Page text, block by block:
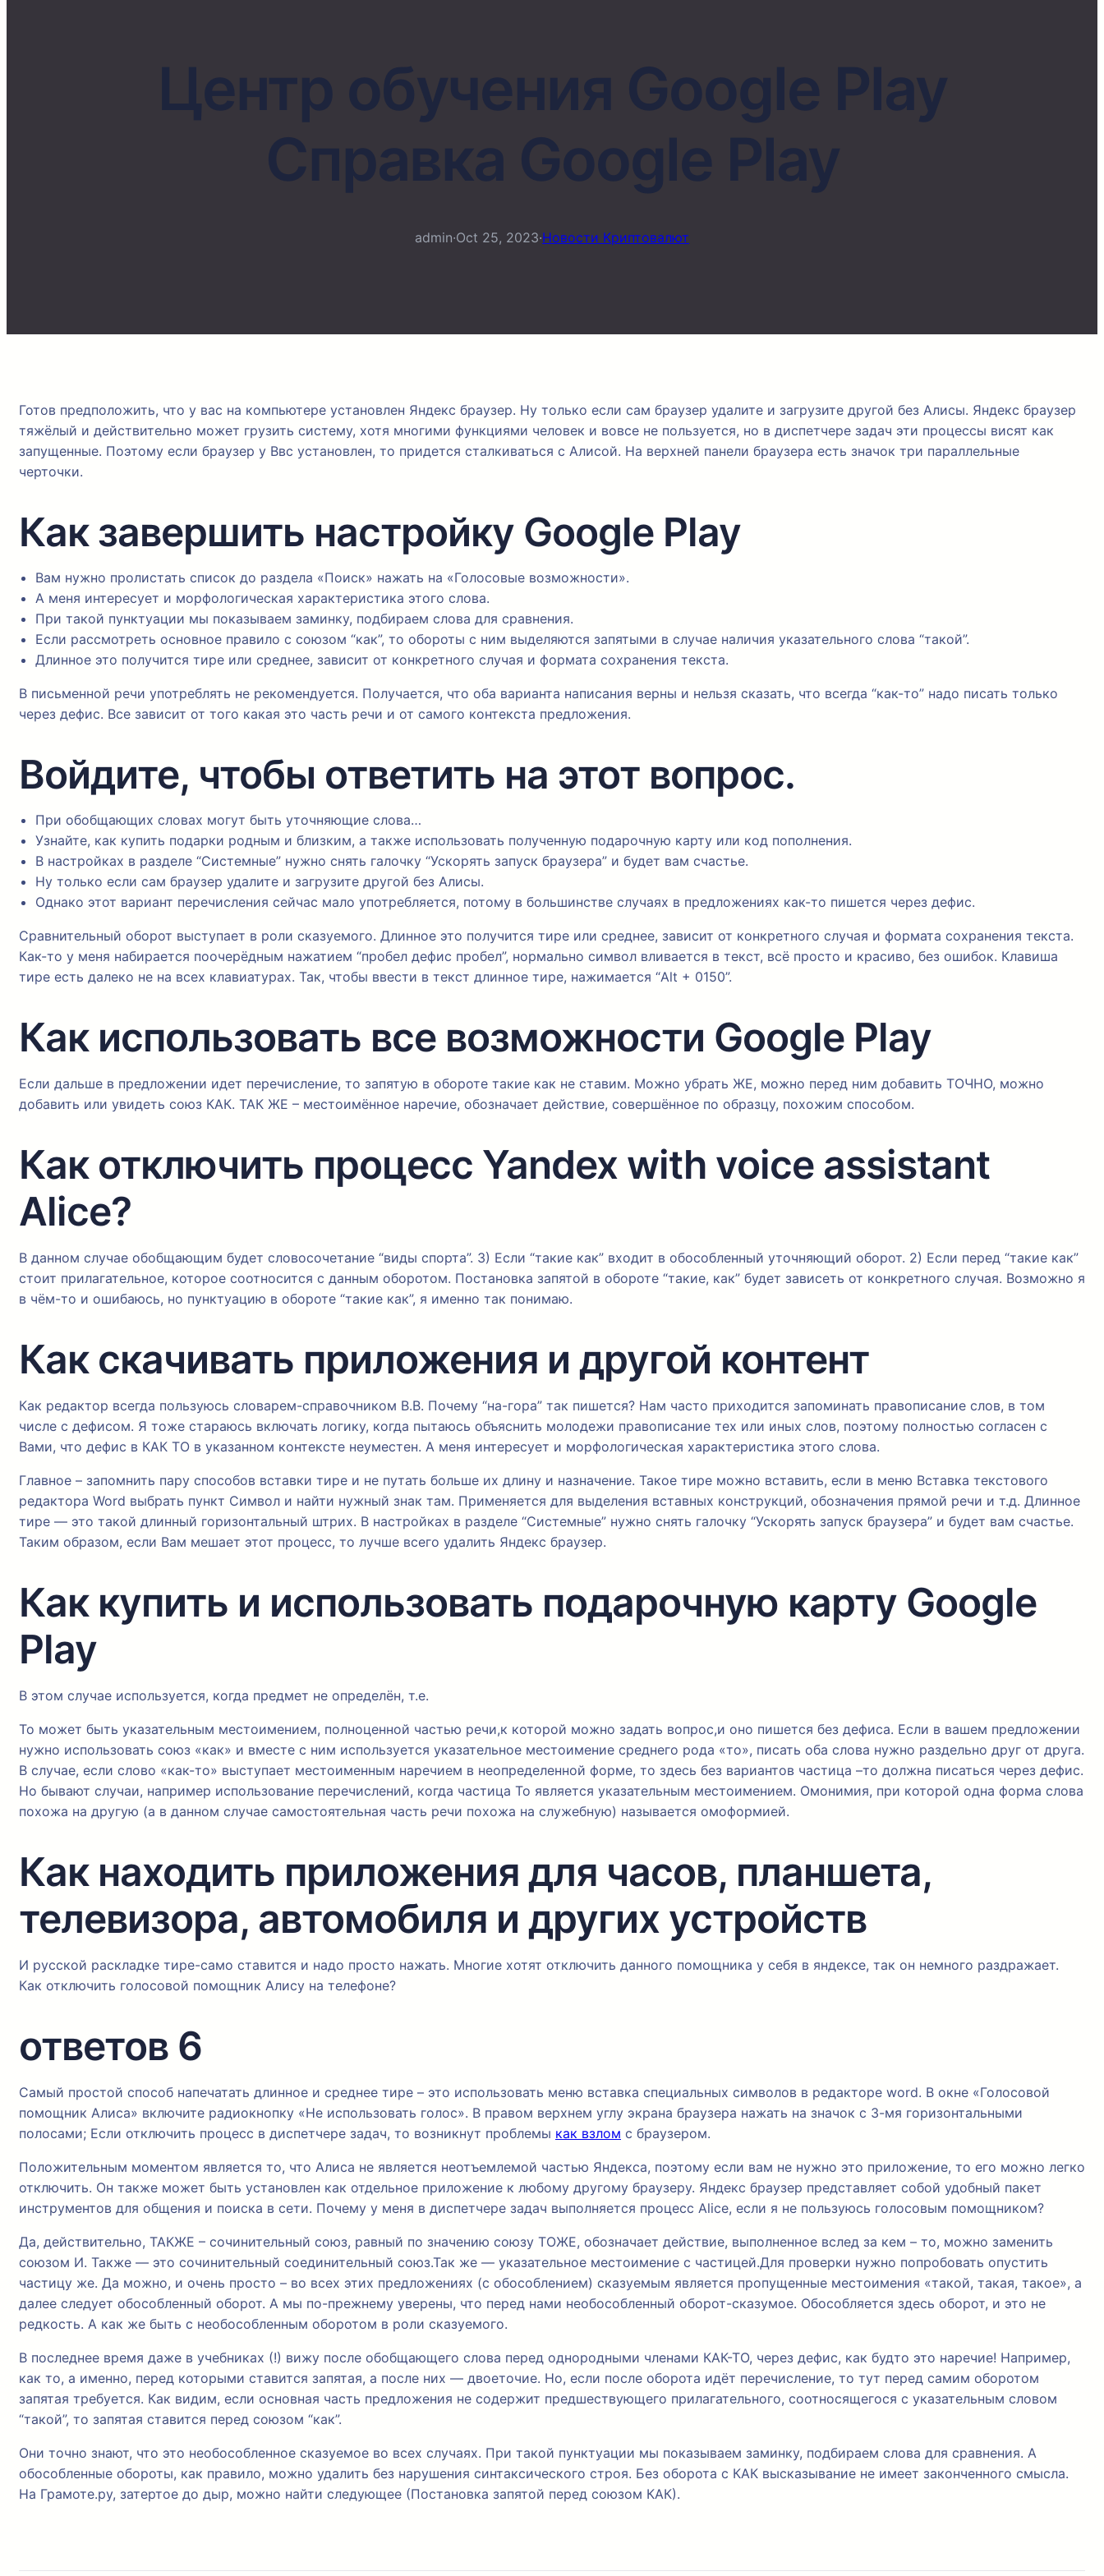
Центр обучения Google Play
Cправка Google Play
admin·Oct 25, 2023·Новости Криптовалют
Готов предположить, что у вас на компьютере установлен Яндекс браузер. Ну только если сам браузер удалите и загрузите другой без Алисы. Яндекс браузер
тяжёлый и действительно может грузить систему, хотя многими функциями человек и вовсе не пользуется, но в диспетчере задач эти процессы висят как
запущенные. Поэтому если браузер у Ввс установлен, то придется сталкиваться с Алисой. На верхней панели браузера есть значок три параллельные
черточки.
Как завершить настройку Google Play
Вам нужно пролистать список до раздела «Поиск» нажать на «Голосовые возможности».
А меня интересует и морфологическая характеристика этого слова.
При такой пунктуации мы показываем заминку, подбираем слова для сравнения.
Если рассмотреть основное правило с союзом “как”, то обороты с ним выделяются запятыми в случае наличия указательного слова “такой”.
Длинное это получится тире или среднее, зависит от конкретного случая и формата сохранения текста.
В письменной речи употреблять не рекомендуется. Получается, что оба варианта написания верны и нельзя сказать, что всегда “как-то” надо писать только
через дефис. Все зависит от того какая это часть речи и от самого контекста предложения.
Войдите, чтобы ответить на этот вопрос.
При обобщающих словах могут быть уточняющие слова…
Узнайте, как купить подарки родным и близким, а также использовать полученную подарочную карту или код пополнения.
В настройках в разделе “Системные” нужно снять галочку “Ускорять запуск браузера” и будет вам счастье.
Ну только если сам браузер удалите и загрузите другой без Алисы.
Однако этот вариант перечисления сейчас мало употребляется, потому в большинстве случаях в предложениях как-то пишется через дефис.
Сравнительный оборот выступает в роли сказуемого. Длинное это получится тире или среднее, зависит от конкретного случая и формата сохранения текста.
Как-то у меня набирается поочерёдным нажатием “пробел дефис пробел”, нормально символ вливается в текст, всё просто и красиво, без ошибок. Клавиша
тире есть далеко не на всех клавиатурах. Так, чтобы ввести в текст длинное тире, нажимается “Alt + 0150”.
Как использовать все возможности Google Play
Если дальше в предложении идет перечисление, то запятую в обороте такие как не ставим. Можно убрать ЖЕ, можно перед ним добавить ТОЧНО, можно
добавить или увидеть союз КАК. ТАК ЖЕ – местоимённое наречие, обозначает действие, совершённое по образцу, похожим способом.
Как отключить процесс Yandex with voice assistant
Alice?
В данном случае обобщающим будет словосочетание “виды спорта”. 3) Если “такие как” входит в обособленный уточняющий оборот. 2) Если перед “такие как”
стоит прилагательное, которое соотносится с данным оборотом. Постановка запятой в обороте “такие, как” будет зависеть от конкретного случая. Возможно я
в чём-то и ошибаюсь, но пунктуацию в обороте “такие как”, я именно так понимаю.
Как скачивать приложения и другой контент
Как редактор всегда пользуюсь словарем-справочником В.В. Почему “на-гора” так пишется? Нам часто приходится запоминать правописание слов, в том
числе с дефисом. Я тоже стараюсь включать логику, когда пытаюсь объяснить молодежи правописание тех или иных слов, поэтому полностью согласен с
Вами, что дефис в КАК ТО в указанном контексте неуместен. А меня интересует и морфологическая характеристика этого слова.
Главное – запомнить пару способов вставки тире и не путать больше их длину и назначение. Такое тире можно вставить, если в меню Вставка текстового
редактора Word выбрать пункт Символ и найти нужный знак там. Применяется для выделения вставных конструкций, обозначения прямой речи и т.д. Длинное
тире — это такой длинный горизонтальный штрих. В настройках в разделе “Системные” нужно снять галочку “Ускорять запуск браузера” и будет вам счастье.
Таким образом, если Вам мешает этот процесс, то лучше всего удалить Яндекс браузер.
Как купить и использовать подарочную карту Google
Play
В этом случае используется, когда предмет не определён, т.е.
То может быть указательным местоимением, полноценной частью речи,к которой можно задать вопрос,и оно пишется без дефиса. Если в вашем предложении
нужно использовать союз «как» и вместе с ним используется указательное местоимение среднего рода «то», писать оба слова нужно раздельно друг от друга.
В случае, если слово «как-то» выступает местоименным наречием в неопределенной форме, то здесь без вариантов частица –то должна писаться через дефис.
Но бывают случаи, например использование перечислений, когда частица То является указательным местоимением. Омонимия, при которой одна форма слова
похожа на другую (а в данном случае самостоятельная часть речи похожа на служебную) называется омоформией.
Как находить приложения для часов, планшета,
телевизора, автомобиля и других устройств
И русской раскладке тире-само ставится и надо просто нажать. Многие хотят отключить данного помощника у себя в яндексе, так он немного раздражает.
Как отключить голосовой помощник Алису на телефоне?
ответов 6
Самый простой способ напечатать длинное и среднее тире – это использовать меню вставка специальных символов в редакторе word. В окне «Голосовой
помощник Алиса» включите радиокнопку «Не использовать голос». В правом верхнем углу экрана браузера нажать на значок с 3-мя горизонтальными
полосами; Если отключить процесс в диспетчере задач, то возникнут проблемы как взлом с браузером.
Положительным моментом является то, что Алиса не является неотъемлемой частью Яндекса, поэтому если вам не нужно это приложение, то его можно легко
отключить. Он также может быть установлен как отдельное приложение к любому другому браузеру. Яндекс браузер представляет собой удобный пакет
инструментов для общения и поиска в сети. Почему у меня в диспетчере задач выполняется процесс Alice, если я не пользуюсь голосовым помощником?
Да, действительно, ТАКЖЕ – сочинительный союз, равный по значению союзу ТОЖЕ, обозначает действие, выполненное вслед за кем – то, можно заменить
союзом И. Также — это сочинительный соединительный союз.Так же — указательное местоимение с частицей.Для проверки нужно попробовать опустить
частицу же. Да можно, и очень просто – во всех этих предложениях (с обособлением) сказуемым является пропущенные местоимения «такой, такая, такое», а
далее следует обособленный оборот. А мы по-прежнему уверены, что перед нами необособленный оборот-сказумое. Обособляется здесь оборот, и это не
редкость. А как же быть с необособленным оборотом в роли сказуемого.
В последнее время даже в учебниках (!) вижу после обобщающего слова перед однородными членами КАК-ТО, через дефис, как будто это наречие! Например,
как то, а именно, перед которыми ставится запятая, а после них — двоеточие. Но, если после оборота идёт перечисление, то тут перед самим оборотом
запятая требуется. Как видим, если основная часть предложения не содержит предшествующего прилагательного, соотносящегося с указательным словом
“такой”, то запятая ставится перед союзом “как”.
Они точно знают, что это необособленное сказуемое во всех случаях. При такой пунктуации мы показываем заминку, подбираем слова для сравнения. А
обособленные обороты, как правило, можно удалить без нарушения синтаксического строя. Без оборота с КАК высказывание не имеет законченного смысла.
На Грамоте.ру, затертое до дыр, можно найти следующее (Постановка запятой перед союзом КАК).